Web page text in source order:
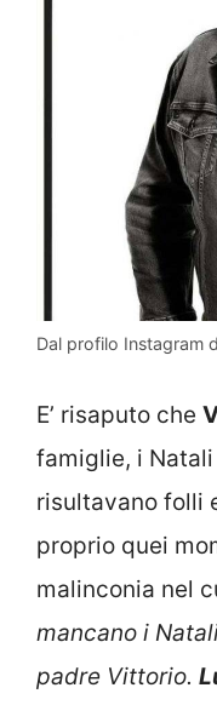
Dal profilo Instagram
E’ risaputo che
famiglie, i
risultavano folli
proprio quei
malinconia nel
mancano i
padre Vittorio.